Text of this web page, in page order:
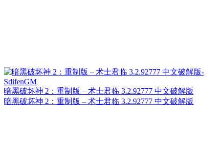
暗黑破坏神 2：重制版 – 术士君临 3.2.92777 中文破解版
暗黑破坏神 2：重制版 – 术士君临 3.2.92777 中文破解版